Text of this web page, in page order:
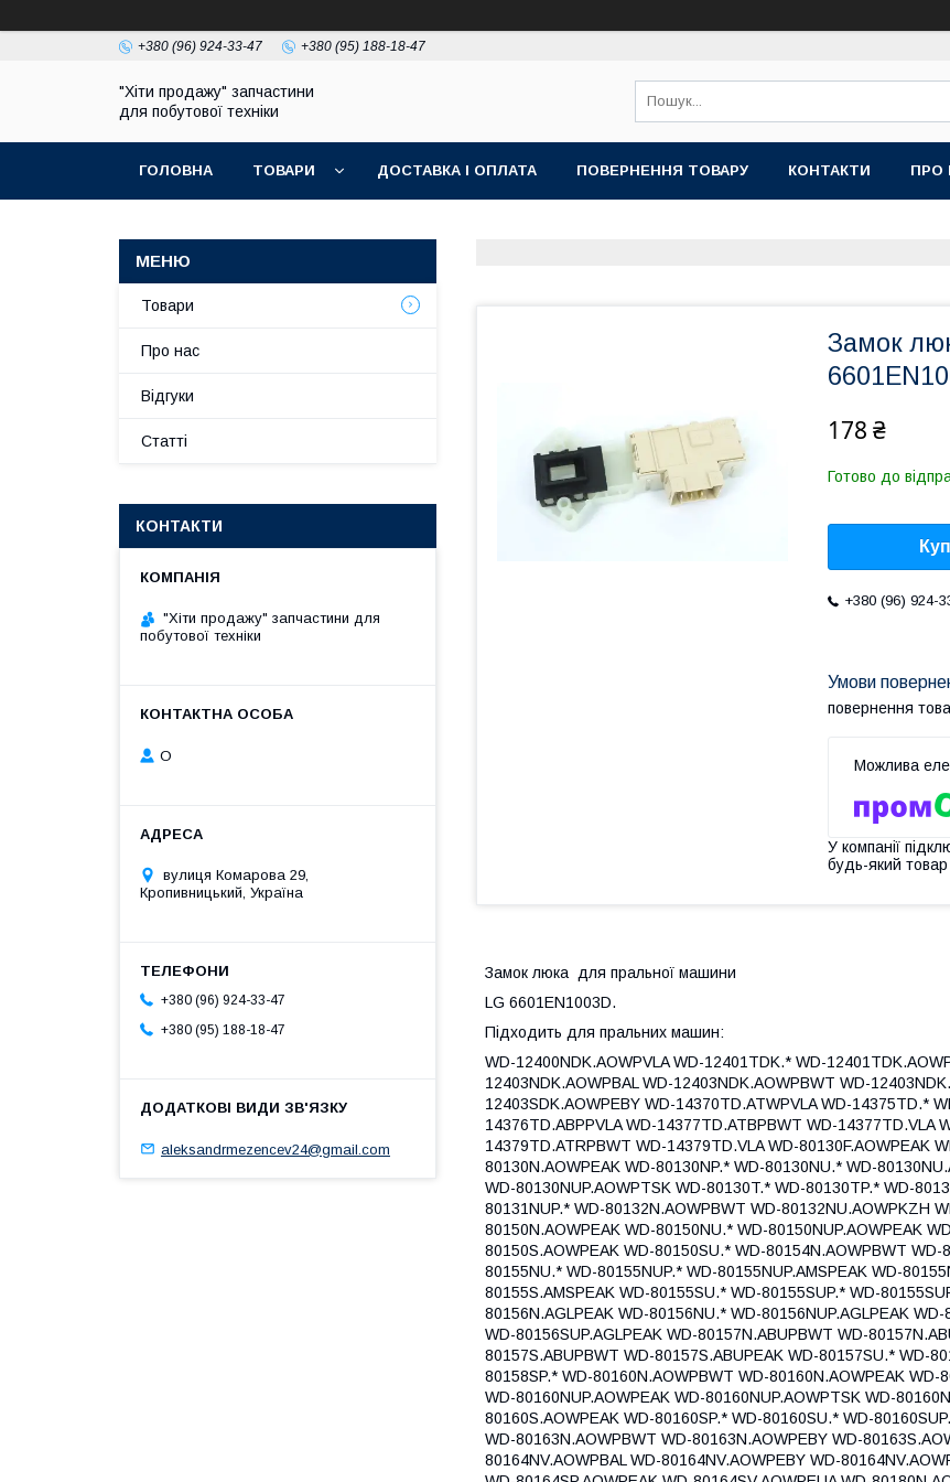
+380 (96) 924-33-47 +380 (95) 188-18-47
"Хіти продажу" запчастини
для побутової техніки
ГОЛОВНА ТОВАРИ ДОСТАВКА І ОПЛАТА ПОВЕРНЕННЯ ТОВАРУ КОНТАКТИ ПРО
Замок
178 ₴
Готово до
+380 (96) 924-
повернення
У компанії
будь-який
Замок люка для пральної машини
LG 6601EN1003D.
Підходить для пральних машин:
WD-12400NDK.AOWPVLA WD-12401TDK.* WD-
12403NDK.AOWPBAL WD-12403NDK.AOWPBWT WD-
12403SDK.AOWPEBY WD-14370TD.ATWPVLA WD-14375TD.*
14376TD.ABPPVLA WD-14377TD.ATBPBWT WD-14377TD.VLA
14379TD.ATRPBWT WD-14379TD.VLA WD-80130F.AOWPEAK
80130N.AOWPEAK WD-80130NP.* WD-80130NU.* WD-
WD-80130NUP.AOWPTSK WD-80130T.* WD-80130TP.* WD-
80131NUP.* WD-80132N.AOWPBWT WD-80132NU.AOWPKZH
80150N.AOWPEAK WD-80150NU.* WD-80150NUP.AOWPEAK
80150S.AOWPEAK WD-80150SU.* WD-80154N.AOWPBWT
80155NU.* WD-80155NUP.* WD-80155NUP.AMSPEAK WD-
80155S.AMSPEAK WD-80155SU.* WD-80155SUP.* WD-
80156N.AGLPEAK WD-80156NU.* WD-80156NUP.AGLPEAK
WD-80156SUP.AGLPEAK WD-80157N.ABUPBWT WD-
80157S.ABUPBWT WD-80157S.ABUPEAK WD-80157SU.* WD-
80158SP.* WD-80160N.AOWPBWT WD-80160N.AOWPEAK
WD-80160NUP.AOWPEAK WD-80160NUP.AOWPTSK WD-
80160S.AOWPEAK WD-80160SP.* WD-80160SU.* WD-
WD-80163N.AOWPBWT WD-80163N.AOWPEBY WD-
80164NV.AOWPBAL WD-80164NV.AOWPEBY WD-
Товари
Про нас
Відгуки
Статті
КОНТАКТИ
"Хіти продажу" запчастини для
побутової техніки
О
вулиця Комарова 29,
Кропивницький, Україна
+380 (96) 924-33-47
+380 (95) 188-18-47
aleksandrmezencev24@gmail.com